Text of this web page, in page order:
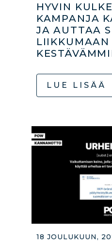
HYVIN
KAMPANJA
JA AUTTAA
LIIKKUMAAN
LUE LISÄÄ
18 JOULUKUUN,